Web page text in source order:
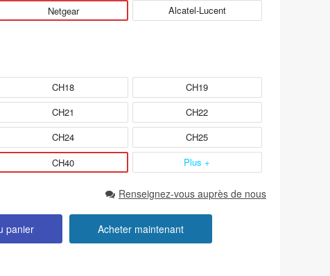
Netgear
Alcatel-Lucent
CH18
CH19
CH21
CH22
CH24
CH25
CH40 Plus +
Renseignez-vous auprès de nous
panier Acheter maintenant